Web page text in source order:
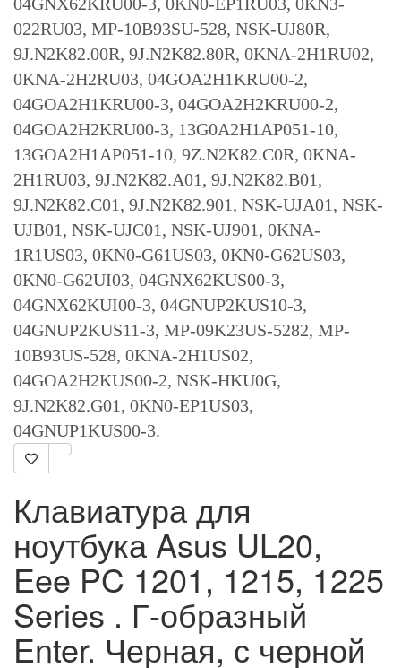
022RU03, MP-10B93SU-528, NSK-UJ80R,
9J.N2K82.00R, 9J.N2K82.80R, 0KNA-2H1RU02,
0KNA-2H2RU03, 04GOA2H1KRU00-2,
04GOA2H1KRU00-3, 04GOA2H2KRU00-2,
04GOA2H2KRU00-3, 13G0A2H1AP051-10,
13GOA2H1AP051-10, 9Z.N2K82.C0R, 0KNA-
2H1RU03, 9J.N2K82.A01, 9J.N2K82.B01,
9J.N2K82.C01, 9J.N2K82.901, NSK-UJA01, NSK-
UJB01, NSK-UJC01, NSK-UJ901, 0KNA-
1R1US03, 0KN0-G61US03, 0KN0-G62US03,
0KN0-G62UI03, 04GNX62KUS00-3,
04GNX62KUI00-3, 04GNUP2KUS10-3,
04GNUP2KUS11-3, MP-09K23US-5282, MP-
10B93US-528, 0KNA-2H1US02,
04GOA2H2KUS00-2, NSK-HKU0G,
9J.N2K82.G01, 0KN0-EP1US03,
04GNUP1KUS00-3.
Клавиатура для
ноутбука Asus UL20,
Eee PC 1201, 1215, 1225
Series . Г-образный
Enter. Черная, с черной